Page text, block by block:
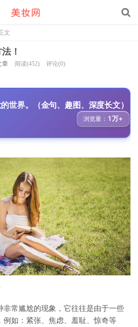
文
！
章 阅读(452) 评论(0)
世界。（金句、趣图、深度长文）
浏览量： 1万+
非常尴尬的现象，它往往是由于一些
例如：紧张、焦虑、羞耻、惊奇等